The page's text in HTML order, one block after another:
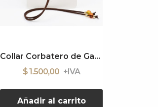
Collar Corbatero de Gamuza
$ 1.500,00
Añadir al carrito